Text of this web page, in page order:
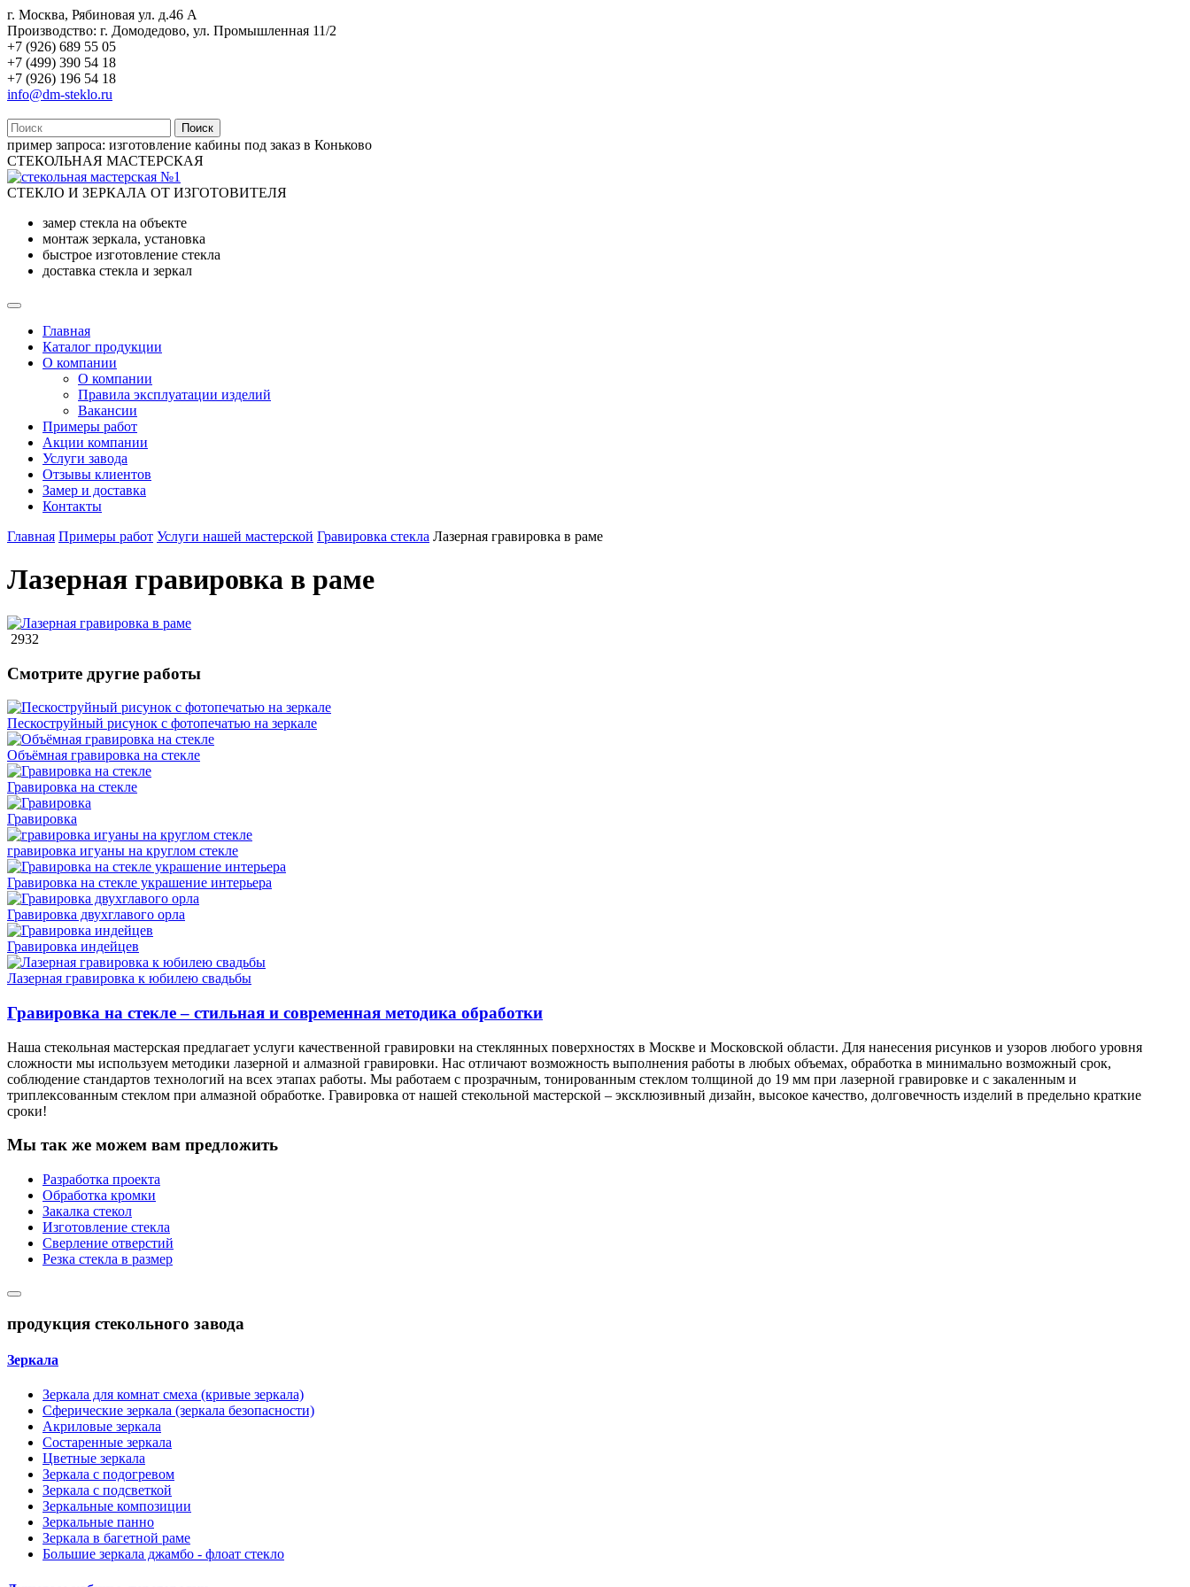
г. Москва, Рябиновая ул. д.46 А
Производство: г. Домодедово, ул. Промышленная 11/2
+7 (926) 689 55 05
+7 (499) 390 54 18
+7 (926) 196 54 18
info@dm-steklo.ru
Поиск
пример запроса: изготовление кабины под заказ в Коньково
СТЕКОЛЬНАЯ МАСТЕРСКАЯ
СТЕКЛО И ЗЕРКАЛА ОТ ИЗГОТОВИТЕЛЯ
замер стекла на объекте
монтаж зеркала, установка
быстрое изготовление стекла
доставка стекла и зеркал
Главная
Каталог продукции
О компании
О компании
Правила эксплуатации изделий
Вакансии
Примеры работ
Акции компании
Услуги завода
Отзывы клиентов
Замер и доставка
Контакты
Главная Примеры работ Услуги нашей мастерской Гравировка стекла Лазерная гравировка в раме
Лазерная гравировка в раме
2932
Смотрите другие работы
Пескоструйный рисунок с фотопечатью на зеркале
Объёмная гравировка на стекле
Гравировка на стекле
Гравировка
гравировка игуаны на круглом стекле
Гравировка на стекле украшение интерьера
Гравировка двухглавого орла
Гравировка индейцев
Лазерная гравировка к юбилею свадьбы
Гравировка на стекле – стильная и современная методика обработки
Наша стекольная мастерская предлагает услуги качественной гравировки на стеклянных поверхностях в Москве и Московской области. Для нанесения рисунков и узоров любого уровня
сложности мы используем методики лазерной и алмазной гравировки. Нас отличают возможность выполнения работы в любых объемах, обработка в минимально возможный срок,
соблюдение стандартов технологий на всех этапах работы. Мы работаем с прозрачным, тонированным стеклом толщиной до 19 мм при лазерной гравировке и с закаленным и
триплексованным стеклом при алмазной обработке. Гравировка от нашей стекольной мастерской – эксклюзивный дизайн, высокое качество, долговечность изделий в предельно краткие
сроки!
Мы так же можем вам предложить
Разработка проекта
Обработка кромки
Закалка стекол
Изготовление стекла
Сверление отверстий
Резка стекла в размер
продукция стекольного завода
Зеркала
Зеркала для комнат смеха (кривые зеркала)
Сферические зеркала (зеркала безопасности)
Акриловые зеркала
Состаренные зеркала
Цветные зеркала
Зеркала с подогревом
Зеркала с подсветкой
Зеркальные композиции
Зеркальные панно
Зеркала в багетной раме
Большие зеркала джамбо - флоат стекло